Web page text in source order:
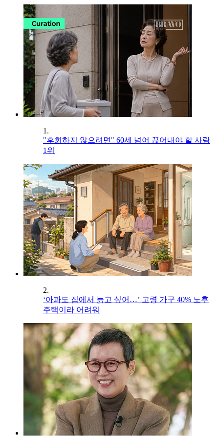
1.
"후회하지 않으려면" 60세 넘어 끊어내야 할 사람
1위
2.
‘아파도 집에서 늙고 싶어…’ 고령 가구 40% 노후
주택이라 어려워